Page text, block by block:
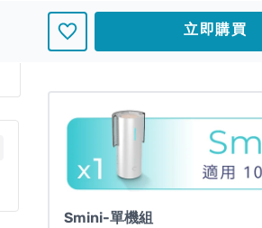
立即購買
Smini-單機組